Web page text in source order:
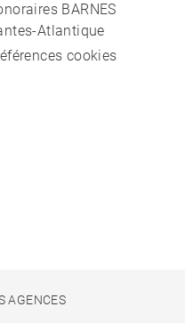
BARNES
Atlantique
cookies
AGENCES